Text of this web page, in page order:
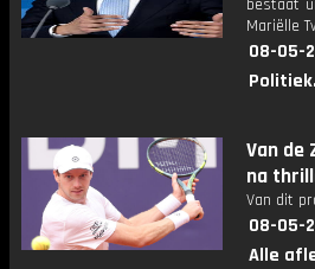
bestaat
Mariëlle
08-05-
Van de
na
Van dit
08-05-
Alle